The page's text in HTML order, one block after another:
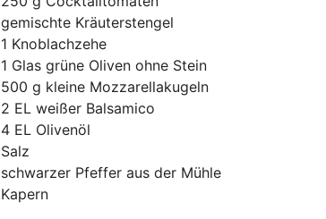
gemischte Kräuterstengel
1 Knoblachzehe
1 Glas grüne Oliven ohne Stein
500 g kleine Mozzarellakugeln
2 EL weißer Balsamico
4 EL Olivenöl
Salz
schwarzer Pfeffer aus der Mühle
Kapern